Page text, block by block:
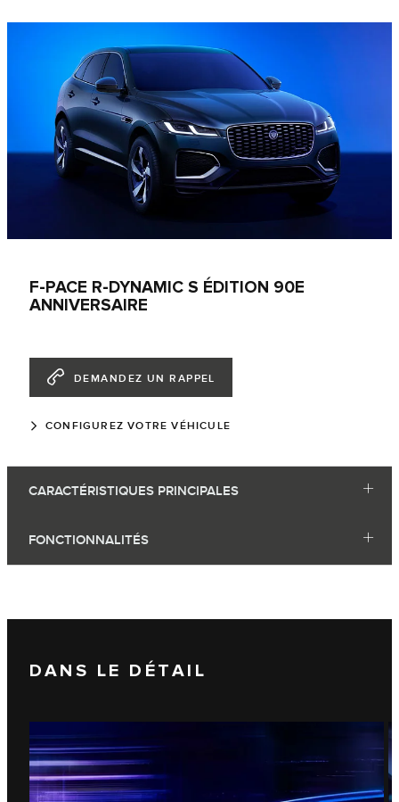
F-PACE R-DYNAMIC S ÉDITION 90E
ANNIVERSAIRE
DEMANDEZ UN RAPPEL
CONFIGUREZ VOTRE VÉHICULE
CARACTÉRISTIQUES PRINCIPALES
FONCTIONNALITÉS
DANS LE DÉTAIL